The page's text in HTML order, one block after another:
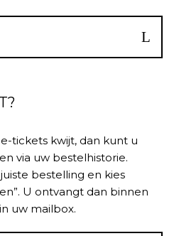
tickets kwijt, dan kunt u
via uw bestelhistorie.
bestelling en kies
U ontvangt dan binnen
uw mailbox.